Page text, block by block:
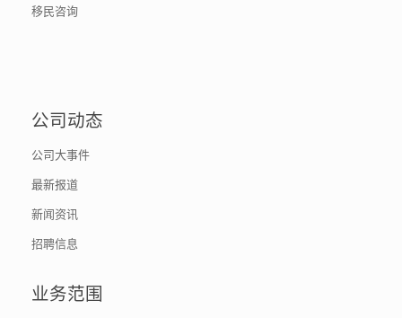
移民咨询
公司动态
公司大事件
最新报道
新闻资讯
招聘信息
业务范围